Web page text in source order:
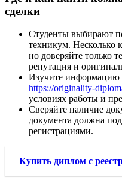
сделки
Студенты выбирают
техникум. Несколько
но доверяйте только
репутация и
Изучите информацию
https://originality-
условиях работы и
Сверяйте наличие
документа должна
регистрациями.
Купить диплом с